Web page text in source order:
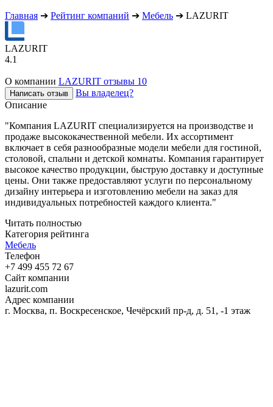
Главная ➔ Рейтинг компаний ➔ Мебель ➔ LAZURIT
LAZURIT
4.1
О компании LAZURIT отзывы 10
Написать отзыв
Вы владелец?
Описание
"Компания LAZURIT специализируется на производстве и
продаже высококачественной мебели. Их ассортимент
включает в себя разнообразные модели мебели для гостиной,
столовой, спальни и детской комнаты. Компания гарантирует
высокое качество продукции, быструю доставку и доступные
цены. Они также предоставляют услуги по персональному
дизайну интерьера и изготовлению мебели на заказ для
индивидуальных потребностей каждого клиента."
Читать полностью
Категория рейтинга
Мебель
Телефон
+7 499 455 72 67
Сайт компании
lazurit.com
Адрес компании
г. Москва, п. Воскресенское, Чечёрский пр-д, д. 51, -1 этаж